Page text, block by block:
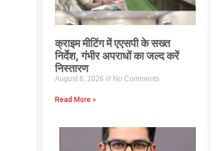
क्राइम मीटिंग में एएसपी के सख्त
निर्देश, गंभीर अपराधों का जल्द करें
निस्तारण
August 8, 2026 No Comments
Read More »